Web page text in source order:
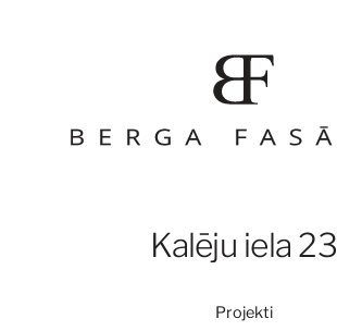
Kalēju iela 23
Projekti